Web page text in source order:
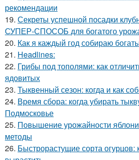
рекомендации
19. Секреты успешной посадки
СУПЕР-СПОСОБ для богатого
20. Как я каждый год собираю
21. Headlines:
22. Грибы под тополями: как
ядовитых
23. Тыквенный сезон: когда и как
24. Время сбора: когда убирать
Подмосковье
25. Повышение урожайности
методы
26. Быстрорастущие сорта огурцов: